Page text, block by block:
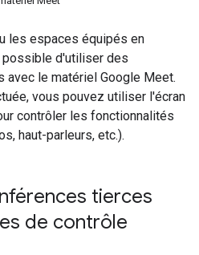
les espaces équipés en
d'utiliser des
le matériel Google Meet.
vous pouvez utiliser l'écran
contrôler les fonctionnalités
haut-parleurs, etc.).
tierces
de contrôle